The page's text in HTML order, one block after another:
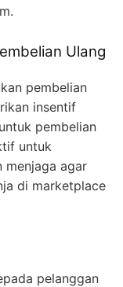
Ulang
pembelian
insentif
pembelian
untuk
menjaga agar
di marketplace
pelanggan